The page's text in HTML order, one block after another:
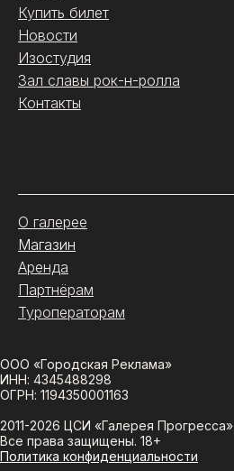
Купить билет
Новости
Изостудия
Зал славы рок-н-ролла
Контакты
О галерее
Магазин
Аренда
Партнёрам
Туроператорам
ООО «Городская Реклама»
ИНН: 4345488298
ОГРН: 1194350001163
2011-2026 ЦСИ «Галерея Прогресса»
Все права защищены. 18+
Политика конфиденциальности